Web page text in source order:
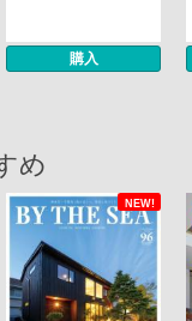
購入
め
NEW!